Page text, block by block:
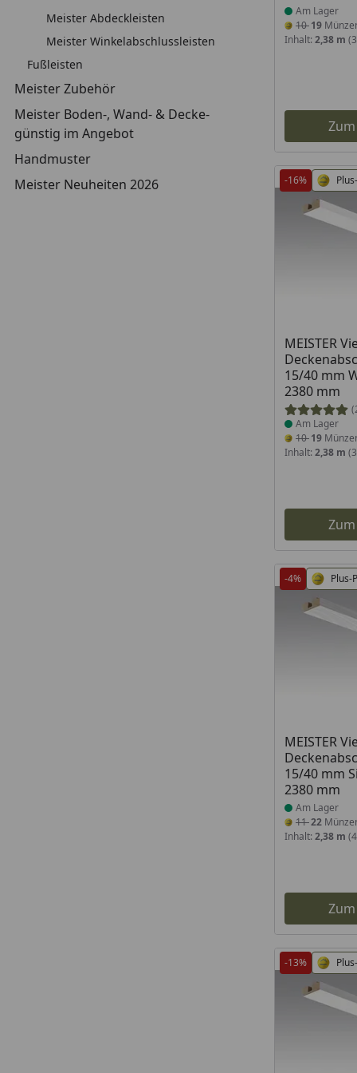
Meister Abdeckleisten
Meister Winkelabschlussleisten
Fußleisten
Meister Zubehör
Meister Boden-, Wand- & Decke-
günstig im Angebot
Handmuster
Meister Neuheiten 2026
Am Lager
1019
Inhalt: 2,38 m
-16%
MEISTER
15/40 mm
2380 mm
Produkt
Am Lager
1019
Inhalt: 2,38 m
-4% Plus-
MEISTER
15/40 mm
2380 mm
Produkt
Am Lager
1122
Inhalt: 2,38 m
-13%